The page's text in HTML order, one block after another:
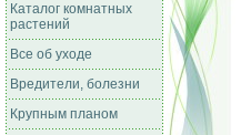
Каталог комнатных
растений
Все об уходе
Вредители, болезни
Крупным планом